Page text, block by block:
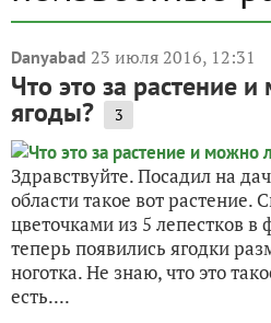
Danyabad 23 июля 2016, 12:31
Что это за растение
ягоды? 3
Здравствуйте. Посадил на
области такое вот растение.
цветочками из 5 лепестков
теперь появились ягодки
ноготка. Не знаю, что это
есть....